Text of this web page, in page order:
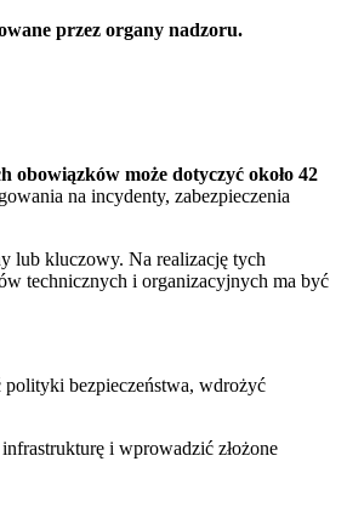
przez organy nadzoru.
obowiązków może dotyczyć około 42
na incydenty, zabezpieczenia
lub kluczowy. Na realizację tych
technicznych i organizacyjnych ma być
bezpieczeństwa, wdrożyć
i wprowadzić złożone